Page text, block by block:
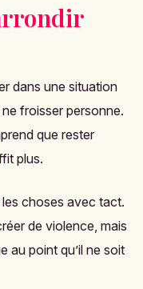
dans une situation
froisser personne.
que rester
plus.
choses avec tact.
de violence, mais
au point qu’il ne soit